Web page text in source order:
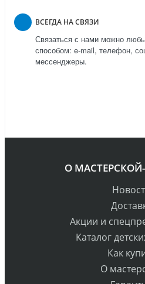
ВСЕГДА НА СВЯЗИ
Связаться с нами можно
способом: e-mail, телефон,
мессенджеры.
О
Акции и
Каталог
Как
О